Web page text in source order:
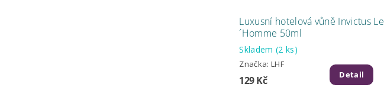
Luxusní hotelová vůně Invictus Le
´Homme 50ml
Skladem (2 ks)
Značka: LHF
129 Kč Detail